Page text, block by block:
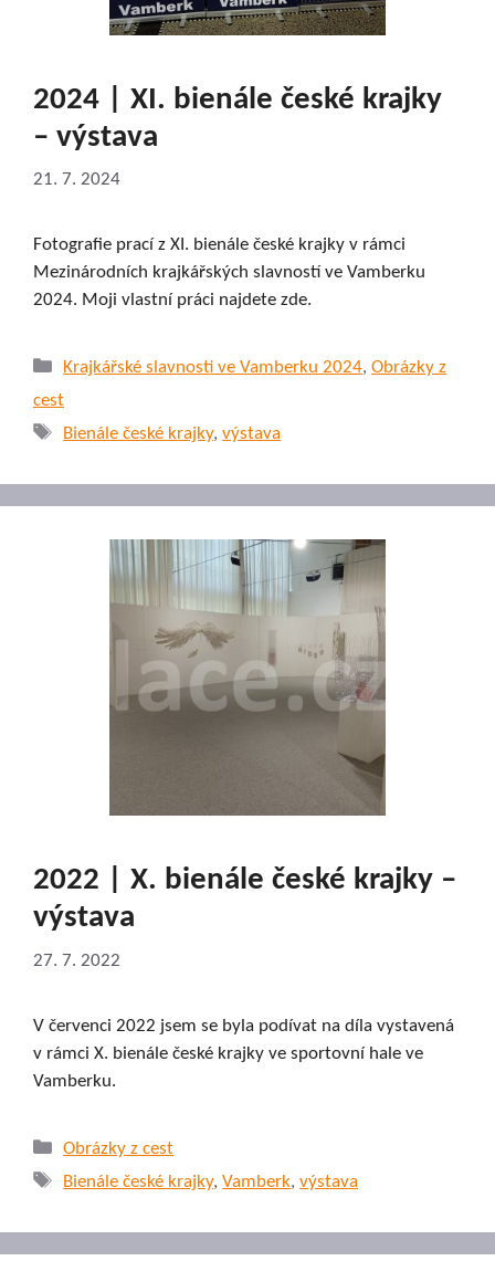
2024 | XI. bienále české krajky
– výstava
21. 7. 2024
Fotografie prací z XI. bienále české krajky v rámci
Mezinárodních krajkářských slavností ve Vamberku
2024. Moji vlastní práci najdete zde.
Rubriky
Krajkářské slavnosti ve Vamberku 2024,Obrázky z
cest
Štítky
Bienále české krajky,výstava
2022 | X. bienále české krajky –
výstava
27. 7. 2022
V červenci 2022 jsem se byla podívat na díla vystavená
v rámci X. bienále české krajky ve sportovní hale ve
Vamberku.
Rubriky
Obrázky z cest
Štítky
Bienále české krajky,Vamberk,výstava